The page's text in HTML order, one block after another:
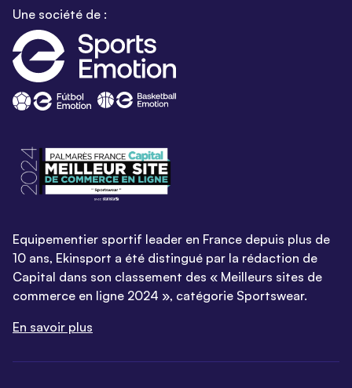
Une société de :
Equipementier sportif leader en France depuis plus de
10 ans, Ekinsport a été distingué par la rédaction de
Capital dans son classement des « Meilleurs sites de
commerce en ligne 2024 », catégorie Sportswear.
En savoir plus